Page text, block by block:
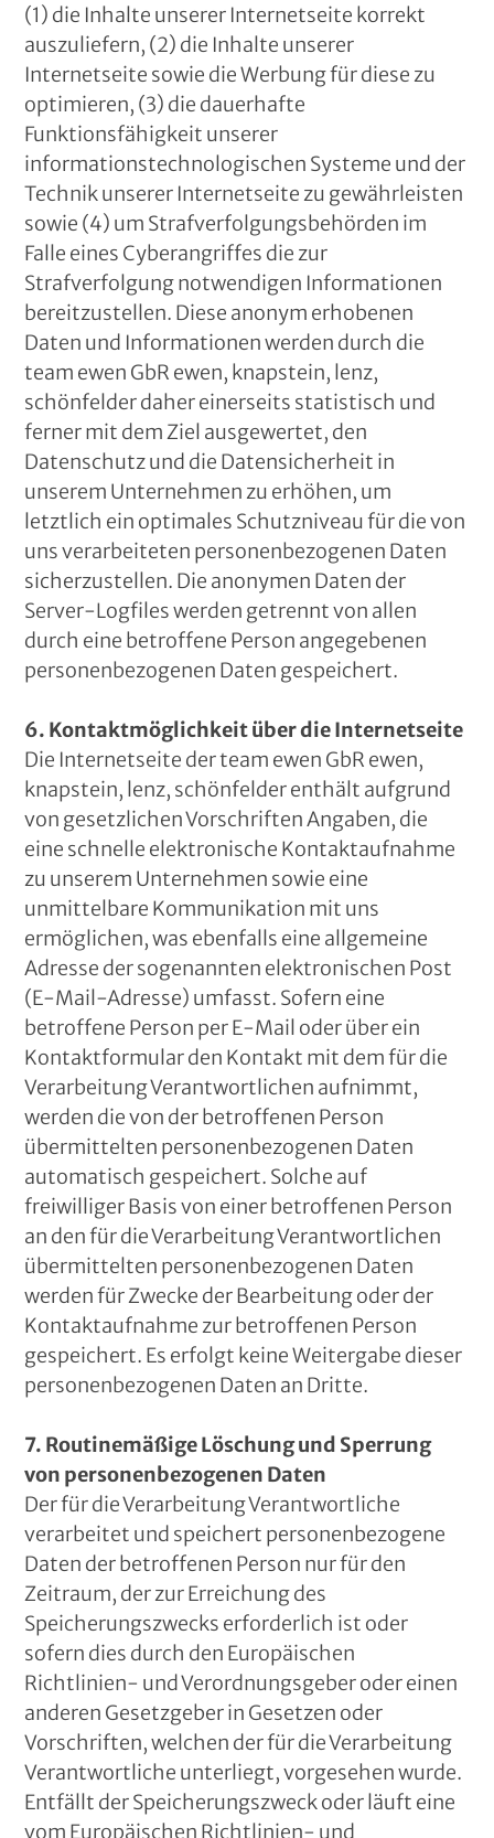
(1) die Inhalte unserer Internetseite korrekt
auszuliefern, (2) die Inhalte unserer
Internetseite sowie die Werbung für diese zu
optimieren, (3) die dauerhafte
Funktionsfähigkeit unserer
informationstechnologischen Systeme und der
Technik unserer Internetseite zu gewährleisten
sowie (4) um Strafverfolgungsbehörden im
Falle eines Cyberangriffes die zur
Strafverfolgung notwendigen Informationen
bereitzustellen. Diese anonym erhobenen
Daten und Informationen werden durch die
team ewen GbR ewen, knapstein, lenz,
schönfelder daher einerseits statistisch und
ferner mit dem Ziel ausgewertet, den
Datenschutz und die Datensicherheit in
unserem Unternehmen zu erhöhen, um
letztlich ein optimales Schutzniveau für die von
uns verarbeiteten personenbezogenen Daten
sicherzustellen. Die anonymen Daten der
Server-Logfiles werden getrennt von allen
durch eine betroffene Person angegebenen
personenbezogenen Daten gespeichert.
6. Kontaktmöglichkeit über die Internetseite
Die Internetseite der team ewen GbR ewen,
knapstein, lenz, schönfelder enthält aufgrund
von gesetzlichen Vorschriften Angaben, die
eine schnelle elektronische Kontaktaufnahme
zu unserem Unternehmen sowie eine
unmittelbare Kommunikation mit uns
ermöglichen, was ebenfalls eine allgemeine
Adresse der sogenannten elektronischen Post
(E-Mail-Adresse) umfasst. Sofern eine
betroffene Person per E-Mail oder über ein
Kontaktformular den Kontakt mit dem für die
Verarbeitung Verantwortlichen aufnimmt,
werden die von der betroffenen Person
übermittelten personenbezogenen Daten
automatisch gespeichert. Solche auf
freiwilliger Basis von einer betroffenen Person
an den für die Verarbeitung Verantwortlichen
übermittelten personenbezogenen Daten
werden für Zwecke der Bearbeitung oder der
Kontaktaufnahme zur betroffenen Person
gespeichert. Es erfolgt keine Weitergabe dieser
personenbezogenen Daten an Dritte.
7. Routinemäßige Löschung und Sperrung
von personenbezogenen Daten
Der für die Verarbeitung Verantwortliche
verarbeitet und speichert personenbezogene
Daten der betroffenen Person nur für den
Zeitraum, der zur Erreichung des
Speicherungszwecks erforderlich ist oder
sofern dies durch den Europäischen
Richtlinien- und Verordnungsgeber oder einen
anderen Gesetzgeber in Gesetzen oder
Vorschriften, welchen der für die Verarbeitung
Verantwortliche unterliegt, vorgesehen wurde.
Entfällt der Speicherungszweck oder läuft eine
vom Europäischen Richtlinien- und